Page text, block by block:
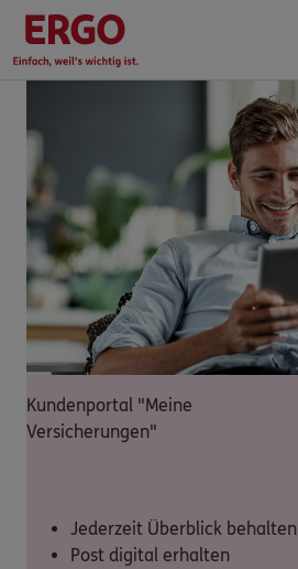
Kundenportal "Meine
Versicherungen"
Jederzeit Überblick behalten
Post digital erhalten